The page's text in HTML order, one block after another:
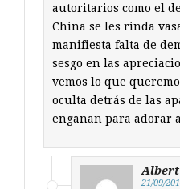
autoritarios como el
China se les rinda
manifiesta falta de
sesgo en las
vemos lo que
oculta detrás de las
engañan para adorar
Albert
21/09/